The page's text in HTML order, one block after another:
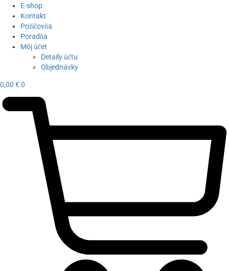
E-shop
Kontakt
Požičovňa
Poradňa
Môj účet
Detaily účtu
Objednávky
0,00 €0